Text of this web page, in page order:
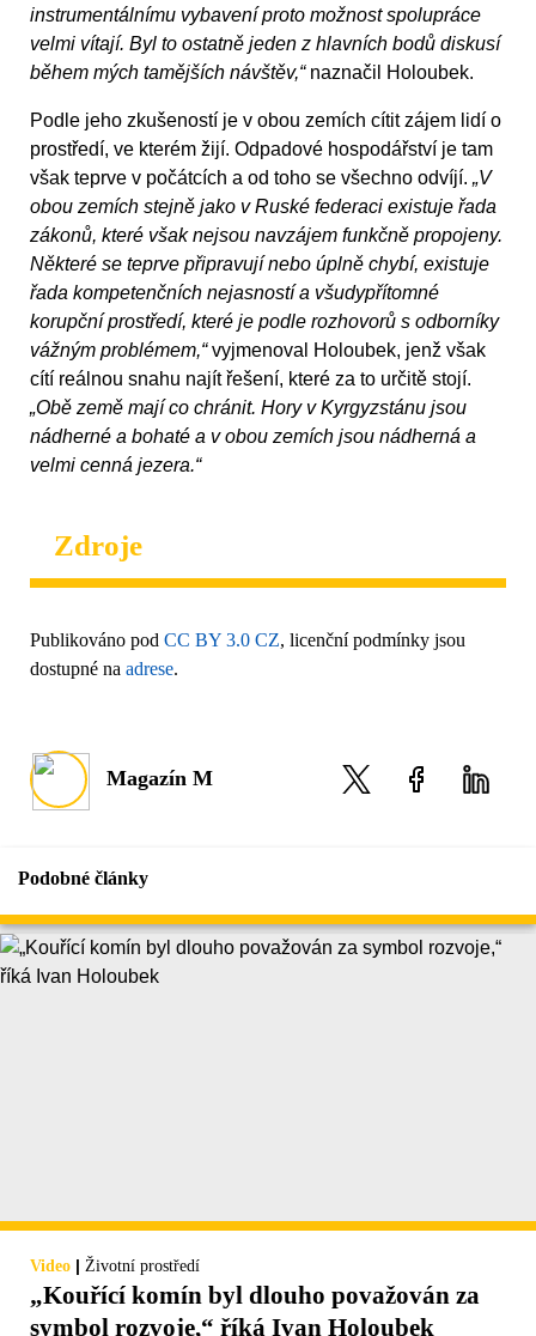
instrumentálnímu vybavení proto možnost spolupráce
velmi vítají. Byl to ostatně jeden z hlavních bodů diskusí
během mých tamějších návštěv,“naznačil Holoubek.
Podle jeho zkušeností je v obou zemích cítit zájem lidí o
prostředí, ve kterém žijí. Odpadové hospodářství je tam
však teprve v počátcích a od toho se všechno odvíjí. „V
obou zemích stejně jako v Ruské federaci existuje řada
zákonů, které však nejsou navzájem funkčně propojeny.
Některé se teprve připravují nebo úplně chybí, existuje
řada kompetenčních nejasností a všudypřítomné
korupční prostředí, které je podle rozhovorů s odborníky
vážným problémem,“vyjmenoval Holoubek, jenž však
cítí reálnou snahu najít řešení, které za to určitě stojí.
„Obě země mají co chránit. Hory v Kyrgyzstánu jsou
nádherné a bohaté a v obou zemích jsou nádherná a
velmi cenná jezera.“
Zdroje
Publikováno pod CC BY 3.0 CZ, licenční podmínky jsou
dostupné na adrese.
Magazín M
Podobné články
Video | Životní prostředí
„Kouřící komín byl dlouho považován za
symbol rozvoje,“ říká Ivan Holoubek